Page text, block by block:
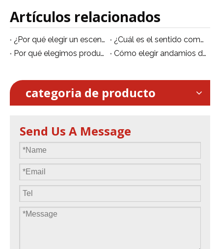
Artículos relacionados
¿Por qué elegir un escenario móvil de aluminio?
¿Cuál es el sentido común para el uso de andamios de aluminio?
Por qué elegimos producir andamios de aluminio
Cómo elegir andamios de aluminio
categoria de producto
Send Us A Message